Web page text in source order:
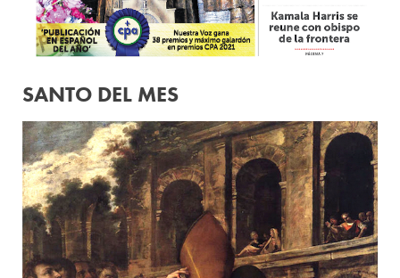
SANTO DEL MES